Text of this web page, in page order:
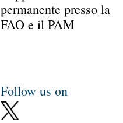
permanente presso la
FAO e il PAM
Follow us on